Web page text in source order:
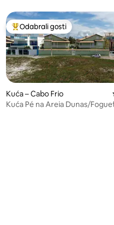
ocjena: 5/5, recenzija: 46
Među najviše rangiranima s
Odabrali gosti
Kuća – Cabo Frio
Kuća Pé na Areia Dunas/